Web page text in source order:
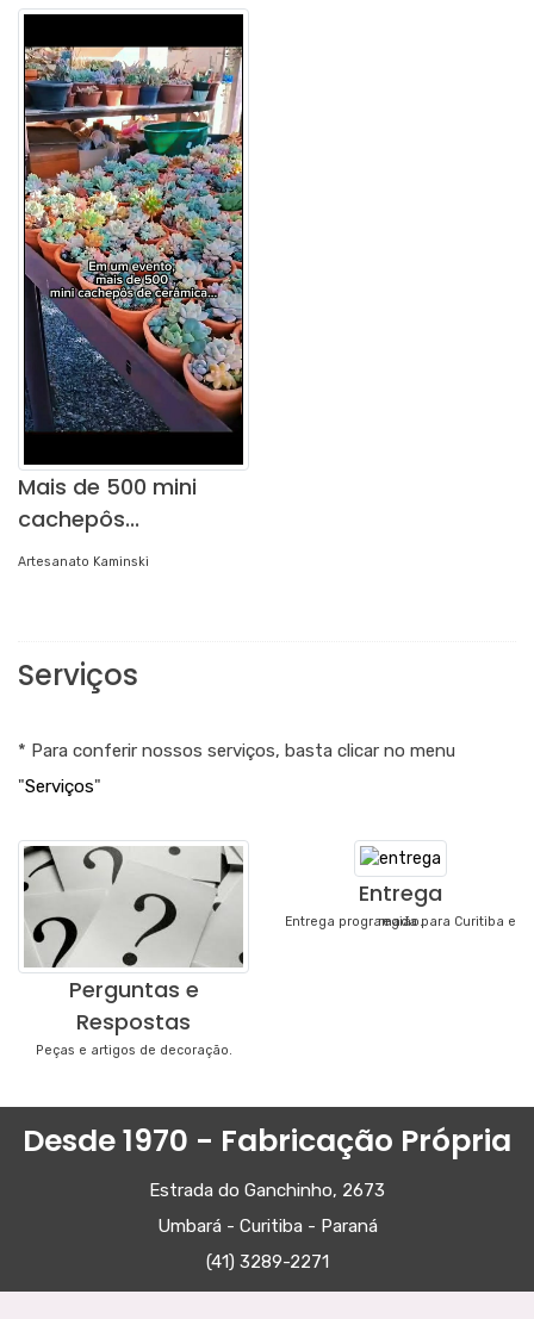
Mais de 500 mini
cachepôs...
Artesanato Kaminski
Serviços
* Para conferir nossos serviços, basta clicar no menu
"Serviços"
Perguntas e
Respostas
Peças e artigos de decoração.
Entrega
Entrega programada para Curitiba e região.
Desde 1970 - Fabricação Própria
Estrada do Ganchinho, 2673
Umbará - Curitiba - Paraná
(41) 3289-2271